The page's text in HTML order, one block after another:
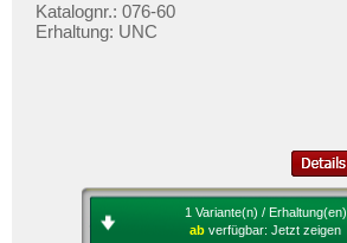
Katalognr.: 076-60
Erhaltung: UNC
1 Variante(n) / Erhaltung(en)
ab verfügbar: Jetzt zeigen